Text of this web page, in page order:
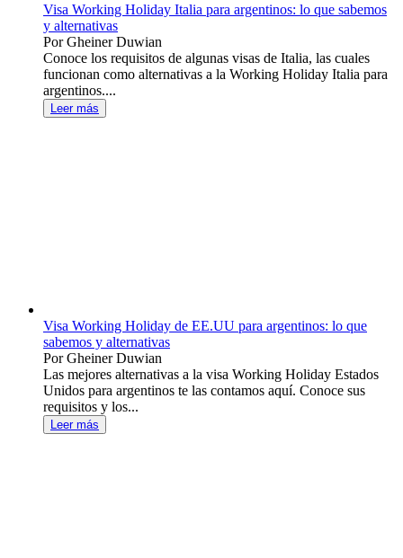
Visa Working Holiday Italia para argentinos: lo que sabemos
y alternativas
Por Gheiner Duwian
Conoce los requisitos de algunas visas de Italia, las cuales
funcionan como alternativas a la Working Holiday Italia para
argentinos....
Leer más
Visa Working Holiday de EE.UU para argentinos: lo que
sabemos y alternativas
Por Gheiner Duwian
Las mejores alternativas a la visa Working Holiday Estados
Unidos para argentinos te las contamos aquí. Conoce sus
requisitos y los...
Leer más